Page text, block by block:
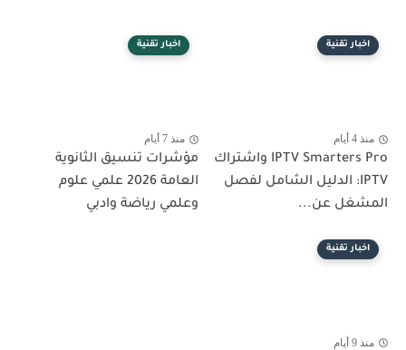
اخبار تقنية
منذ 4 أيام
IPTV Smarters Pro واشتراك
IPTV: الدليل الشامل لفصل
المشغل عن...
اخبار تقنية
منذ 7 أيام
مؤشرات تنسيق الثانوية
العامة 2026 علمي علوم
وعلمي رياضة وادبي
اخبار تقنية
منذ 9 أيام